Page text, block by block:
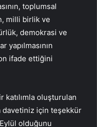
toplumsal
milli birlik ve
demokrasi ve
yapılmasının
ifade ettiğini
katılımla oluşturulan
davetiniz için teşekkür
olduğunu